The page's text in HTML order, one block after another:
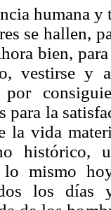
humana
se hallen,
bien,
vestirse y
para la
la vida
histórico,
mismo
los días